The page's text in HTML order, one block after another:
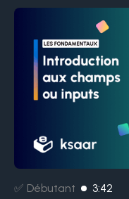
✅ Débutant 3:42